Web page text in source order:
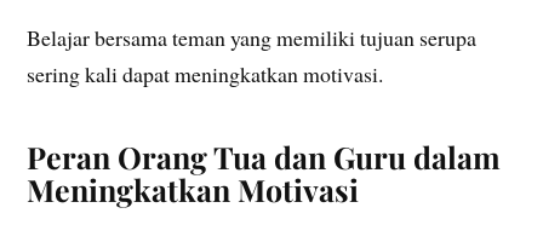
Belajar bersama teman yang memiliki tujuan serupa
sering kali dapat meningkatkan motivasi.
Peran Orang Tua dan Guru dalam
Meningkatkan Motivasi